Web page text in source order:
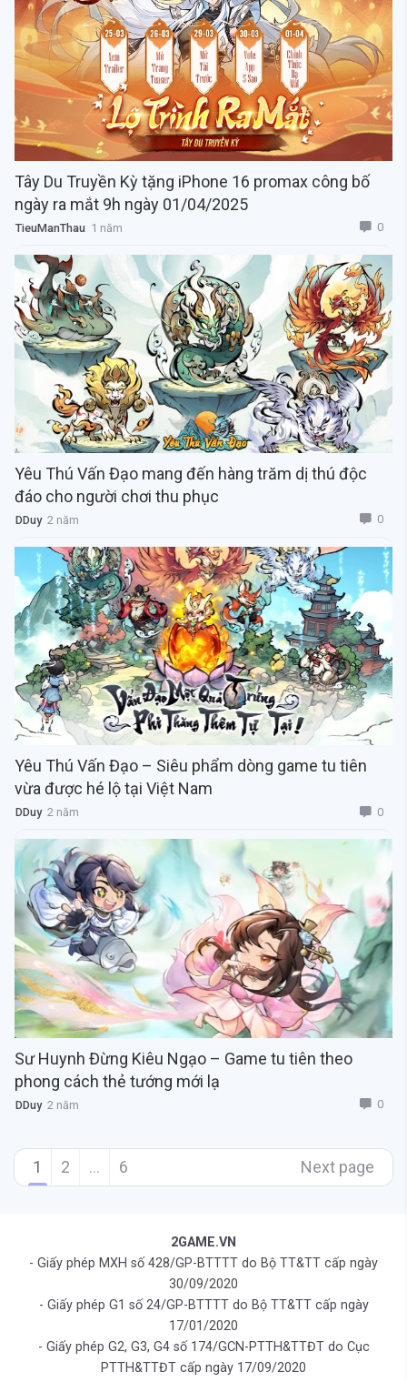
Tây Du Truyền Kỳ tặng iPhone 16 promax công bố
ngày ra mắt 9h ngày 01/04/2025
TieuManThau 1 năm 0
Yêu Thú Vấn Đạo mang đến hàng trăm dị thú độc
đáo cho người chơi thu phục
DDuy2 năm 0
Yêu Thú Vấn Đạo – Siêu phẩm dòng game tu tiên
vừa được hé lộ tại Việt Nam
DDuy2 năm 0
Sư Huynh Đừng Kiêu Ngạo – Game tu tiên theo
phong cách thẻ tướng mới lạ
DDuy2 năm 0
1 2 … 6 Next page
2GAME.VN
- Giấy phép MXH số 428/GP-BTTTT do Bộ TT&TT cấp ngày
30/09/2020
- Giấy phép G1 số 24/GP-BTTTT do Bộ TT&TT cấp ngày
17/01/2020
- Giấy phép G2, G3, G4 số 174/GCN-PTTH&TTĐT do Cục
PTTH&TTĐT cấp ngày 17/09/2020